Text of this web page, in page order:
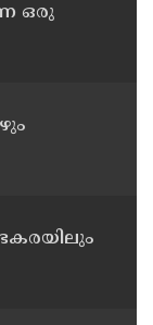
ഒരു